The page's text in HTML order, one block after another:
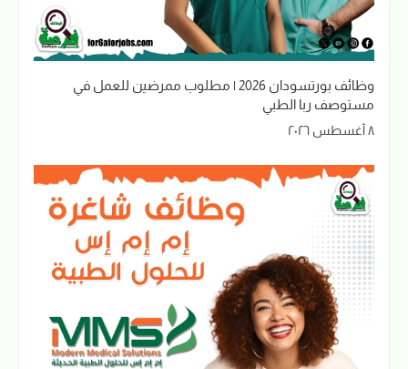
وظائف بورتسودان 2026 | مطلوب ممرضين للعمل في
مستوصف ربا الطبي
٨ أغسطس ٢٠٢٦